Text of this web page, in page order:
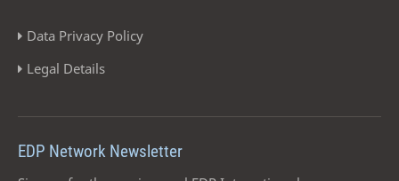
Data Privacy Policy
Legal Details
EDP Network Newsletter